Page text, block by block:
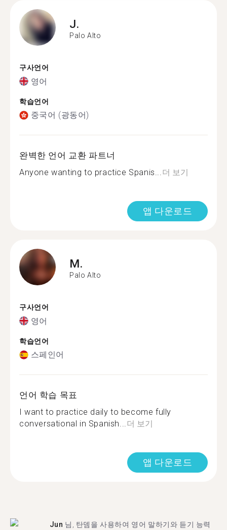
J.
Palo Alto
구사언어
영어
학습언어
중국어 (광동어)
완벽한 언어 교환 파트너
Anyone wanting to practice Spanis...더 보기
앱 다운로드
M.
Palo Alto
구사언어
영어
학습언어
스페인어
언어 학습 목표
I want to practice daily to become fully
conversational in Spanish...더 보기
앱 다운로드
Jun 님, 탄뎀을 사용하여 영어 말하기와 듣기 능력